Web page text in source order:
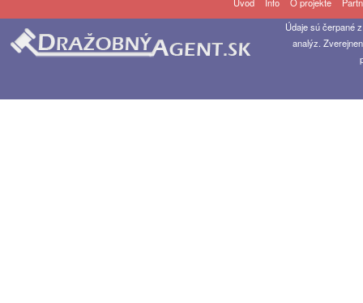
Údaje sú čerpané
analýz.